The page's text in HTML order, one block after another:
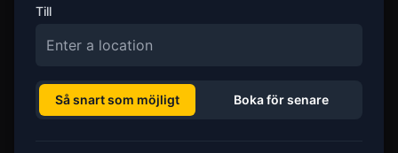
Till
Så snart som möjligt Boka för senare